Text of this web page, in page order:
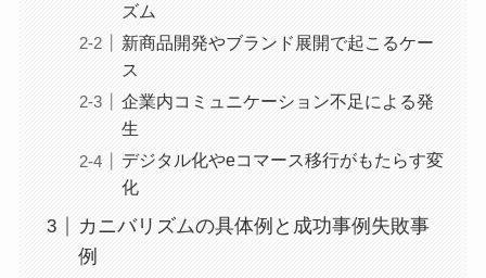
ズム
新商品開発やブランド展開で起こるケー
ス
企業内コミュニケーション不足による発
生
デジタル化やeコマース移行がもたらす変
化
カニバリズムの具体例と成功事例失敗事
例